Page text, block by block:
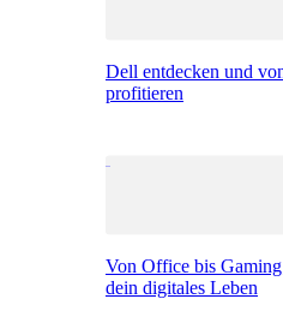
Dell entdecken und
profitieren
Von Office bis
dein digitales Leben